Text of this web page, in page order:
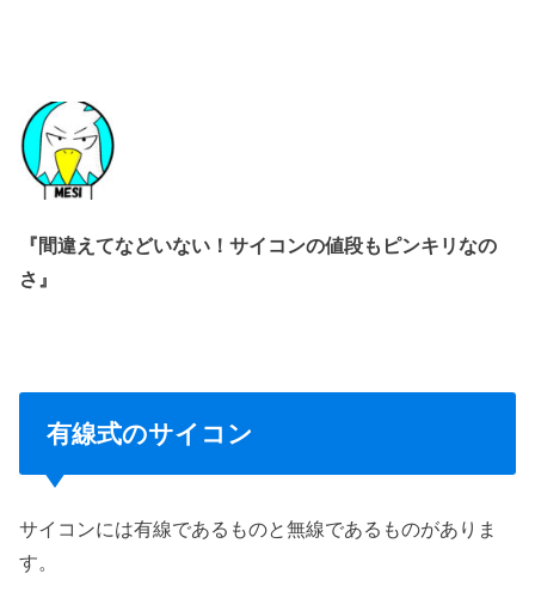
『間違えてなどいない！サイコンの値段もピンキリなの
さ』
有線式のサイコン
サイコンには有線であるものと無線であるものがありま
す。